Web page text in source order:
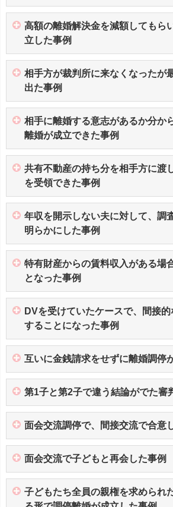
高額の離婚解決金を減額してもら
立した事例
相手方が裁判所に来なくなったが
出た事例
相手に離婚する意志があるか分か
離婚が成立できた事例
共有不動産の持ち分を相手方に渡
を受領できた事例
年収を開示しない夫に対して、調
明らかにした事例
特有財産からの賃料収入がある場
となった事例
DVを受けていたケースで、間接
することになった事例
互いに金銭請求をせずに離婚調停
第1子と第2子で違う結論がでた審
面会交流調停で、間接交流で合意
面会交流で子どもと再会した事例
子どもたち全員の親権を求められ